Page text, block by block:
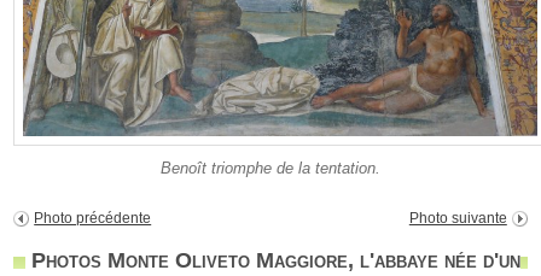
Benoît triomphe de la tentation.
Photo précédente Photo suivante
Photos Monte Oliveto Maggiore, l'abbaye née d'un